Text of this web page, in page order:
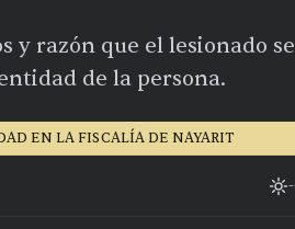
y razón que el lesionado se
de la persona.